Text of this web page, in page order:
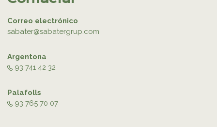
Correo electrónico
sabater@sabatergrup.com
Argentona
93 741 42 32
Palafolls
93 765 70 07